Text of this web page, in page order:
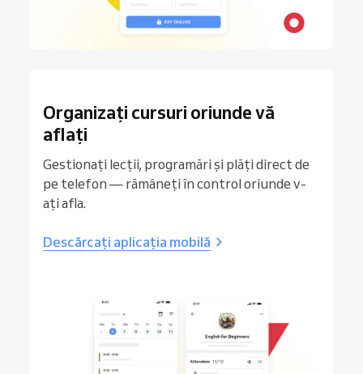
Organizați cursuri oriunde vă
aflați
Gestionați lecții, programări și plăți direct de
pe telefon — rămâneți în control oriunde v-
ați afla.
Descărcați aplicația mobilă